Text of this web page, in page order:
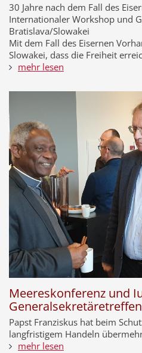
30 Jahre nach dem Fall des
Internationaler Workshop und
Bratislava/Slowakei
Mit dem Fall des Eisernen
Slowakei, dass die Freiheit
mehr lesen
Meereskonferenz und
Papst Franziskus hat beim
langfristigem Handeln
mehr lesen